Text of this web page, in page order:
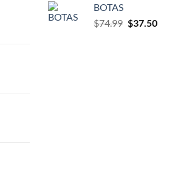
BOTAS
$74.99 $37.50